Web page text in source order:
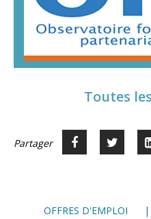
Toutes
Partager Partager

OFFRES D'EMPLOI